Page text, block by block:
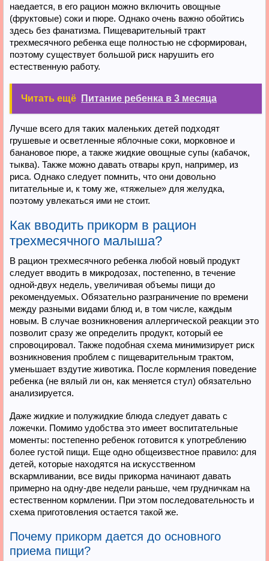
наедается, в его рацион можно включить овощные
(фруктовые) соки и пюре. Однако очень важно обойтись
здесь без фанатизма. Пищеварительный тракт
трехмесячного ребенка еще полностью не сформирован,
поэтому существует большой риск нарушить его
естественную работу.
Читать ещё Питание ребенка в 3 месяца
Лучше всего для таких маленьких детей подходят
грушевые и осветленные яблочные соки, морковное и
банановое пюре, а также жидкие овощные супы (кабачок,
тыква). Также можно давать отвары круп, например, из
риса. Однако следует помнить, что они довольно
питательные и, к тому же, «тяжелые» для желудка,
поэтому увлекаться ими не стоит.
Как вводить прикорм в рацион
трехмесячного малыша?
В рацион трехмесячного ребенка любой новый продукт
следует вводить в микродозах, постепенно, в течение
одной-двух недель, увеличивая объемы пищи до
рекомендуемых. Обязательно разграничение по времени
между разными видами блюд и, в том числе, каждым
новым. В случае возникновения аллергической реакции это
позволит сразу же определить продукт, который ее
спровоцировал. Также подобная схема минимизирует риск
возникновения проблем с пищеварительным трактом,
уменьшает вздутие животика. После кормления поведение
ребенка (не вялый ли он, как меняется стул) обязательно
анализируется.
Даже жидкие и полужидкие блюда следует давать с
ложечки. Помимо удобства это имеет воспитательные
моменты: постепенно ребенок готовится к употреблению
более густой пищи. Еще одно общеизвестное правило: для
детей, которые находятся на искусственном
вскармливании, все виды прикорма начинают давать
примерно на одну-две недели раньше, чем грудничкам на
естественном кормлении. При этом последовательность и
схема приготовления остается такой же.
Почему прикорм дается до основного
приема пищи?